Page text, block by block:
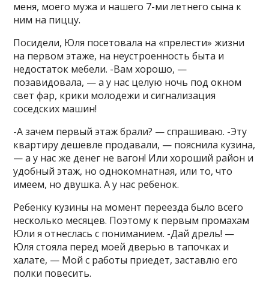
меня, моего мужа и нашего 7-ми летнего сына к
ним на пиццу.
Посидели, Юля посетовала на «прелести» жизни
на первом этаже, на неустроенность быта и
недостаток мебели. -Вам хорошо, —
позавидовала, — а у нас целую ночь под окном
свет фар, крики молодежи и сигнализация
соседских машин!
-А зачем первый этаж брали? — спрашиваю. -Эту
квартиру дешевле продавали, — пояснила кузина,
— а у нас же денег не вагон! Или хороший район и
удобный этаж, но однокомнатная, или то, что
имеем, но двушка. А у нас ребенок.
Ребенку кузины на момент переезда было всего
несколько месяцев. Поэтому к первым промахам
Юли я отнеслась с пониманием. -Дай дрель! —
Юля стояла перед моей дверью в тапочках и
халате, — Мой с работы приедет, заставлю его
полки повесить.